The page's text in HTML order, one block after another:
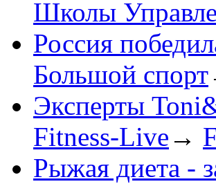
Школы
Россия
Большой спорт
Эксперты
Fitness-Live →
Рыжая диета -